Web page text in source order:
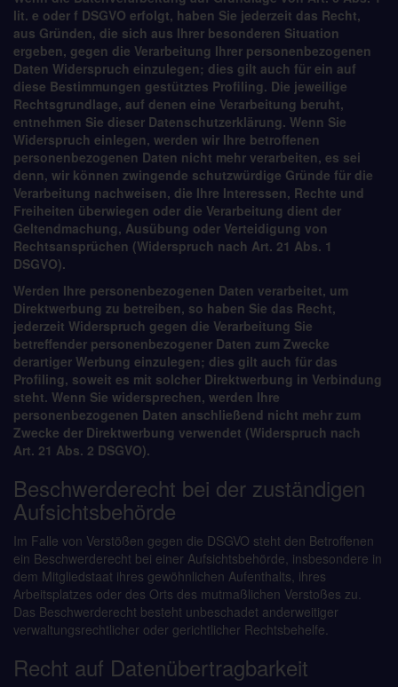
lit. e oder f DSGVO erfolgt, haben Sie jederzeit das Recht,
aus Gründen, die sich aus Ihrer besonderen Situation
ergeben, gegen die Verarbeitung Ihrer personenbezogenen
Daten Widerspruch einzulegen; dies gilt auch für ein auf
diese Bestimmungen gestütztes Profiling. Die jeweilige
Rechtsgrundlage, auf denen eine Verarbeitung beruht,
entnehmen Sie dieser Datenschutzerklärung. Wenn Sie
Widerspruch einlegen, werden wir Ihre betroffenen
personenbezogenen Daten nicht mehr verarbeiten, es sei
denn, wir können zwingende schutzwürdige Gründe für die
Verarbeitung nachweisen, die Ihre Interessen, Rechte und
Freiheiten überwiegen oder die Verarbeitung dient der
Geltendmachung, Ausübung oder Verteidigung von
Rechtsansprüchen (Widerspruch nach Art. 21 Abs. 1
DSGVO).
Werden Ihre personenbezogenen Daten verarbeitet, um
Direktwerbung zu betreiben, so haben Sie das Recht,
jederzeit Widerspruch gegen die Verarbeitung Sie
betreffender personenbezogener Daten zum Zwecke
derartiger Werbung einzulegen; dies gilt auch für das
Profiling, soweit es mit solcher Direktwerbung in Verbindung
steht. Wenn Sie widersprechen, werden Ihre
personenbezogenen Daten anschließend nicht mehr zum
Zwecke der Direktwerbung verwendet (Widerspruch nach
Art. 21 Abs. 2 DSGVO).
Beschwerderecht bei der zuständigen
Aufsichtsbehörde
Im Falle von Verstößen gegen die DSGVO steht den Betroffenen
ein Beschwerderecht bei einer Aufsichtsbehörde, insbesondere in
dem Mitgliedstaat ihres gewöhnlichen Aufenthalts, ihres
Arbeitsplatzes oder des Orts des mutmaßlichen Verstoßes zu.
Das Beschwerderecht besteht unbeschadet anderweitiger
verwaltungsrechtlicher oder gerichtlicher Rechtsbehelfe.
Recht auf Datenübertragbarkeit